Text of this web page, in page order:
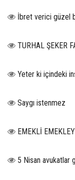
İbret verici güzel
TURHAL ŞEKER
Yeter ki içindeki
Saygı istenmez
EMEKLİ
5 Nisan avukatlar